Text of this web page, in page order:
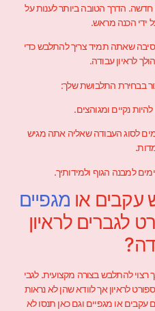
הדרך הטובה ביותר לענות על
ידי הכנה מראש.
שאתה תמיד צריך להתלבש כדי
לראיון עבודה.
בבחירת התלבושת שלך:
נקיים ומגוהצים.
לסוג העבודה שאליה אתה מגיש
למבנה הגוף ולמידותיך.
עקבים או מגפיים
לגברים לראיון
רצוי להתלבש בצורה מקצועית. לגבי
לראיון אך לוודא שהן לא נראות
עקבים או מגפיים וגם כאן תנסו לא